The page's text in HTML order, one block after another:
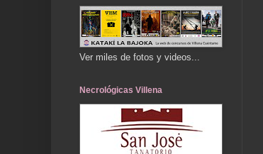
Ver miles de fotos y videos...
Necrológicas Villena